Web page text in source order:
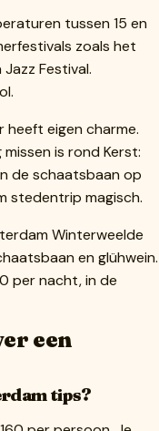
tussen 15 en
zoals het
Festival.
heeft eigen charme.
is rond Kerst:
de schaatsbaan op
stedentrip magisch.
Winterweelde
en glühwein.
per nacht, in de
een
tips?